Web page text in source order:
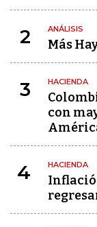
2 ANÁLISIS
Más
3 HACIENDA
con
4 HACIENDA